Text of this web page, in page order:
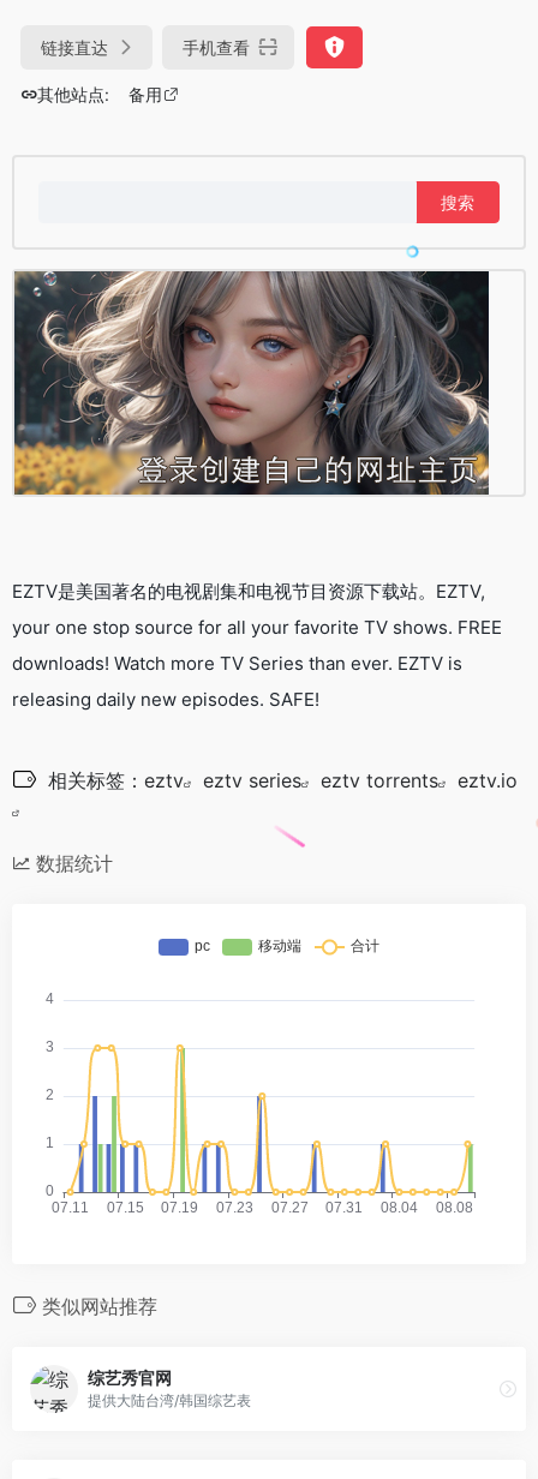
链接直达 手机查看
其他站点: 备用
EZTV是美国著名的电视剧集和电视节目资源下载站。EZTV,
your one stop source for all your favorite TV shows. FREE
downloads! Watch more TV Series than ever. EZTV is
releasing daily new episodes. SAFE!
相关标签： eztv eztv series eztv torrents eztv.io
数据统计
类似网站推荐
综艺秀官网
提供大陆台湾/韩国综艺表